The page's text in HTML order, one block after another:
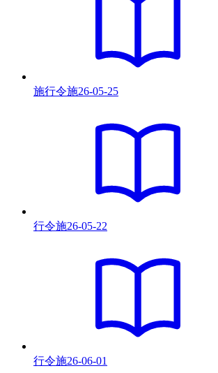
施行令施26-05-25
行令施26-05-22
行令施26-06-01